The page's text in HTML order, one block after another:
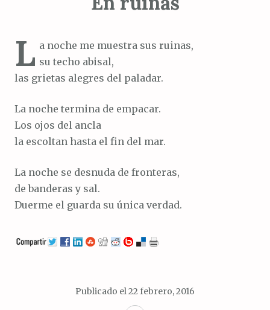
L a noche me muestra sus ruinas,
su techo abisal,
las grietas alegres del paladar.
La noche termina de empacar.
Los ojos del ancla
la escoltan hasta el fin del mar.
La noche se desnuda de fronteras,
de banderas y sal.
Duerme el guarda su única verdad.
Publicado el 22 febrero, 2016